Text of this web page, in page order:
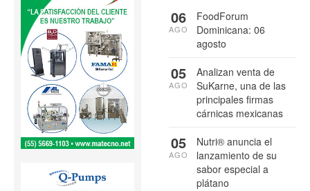
FoodForum
Dominicana: 06
agosto
06
AGO
Analizan venta de
SuKarne, una de las
principales firmas
cárnicas mexicanas
05
AGO
Nutri® anuncia el
lanzamiento de su
sabor especial a
plátano
05
AGO